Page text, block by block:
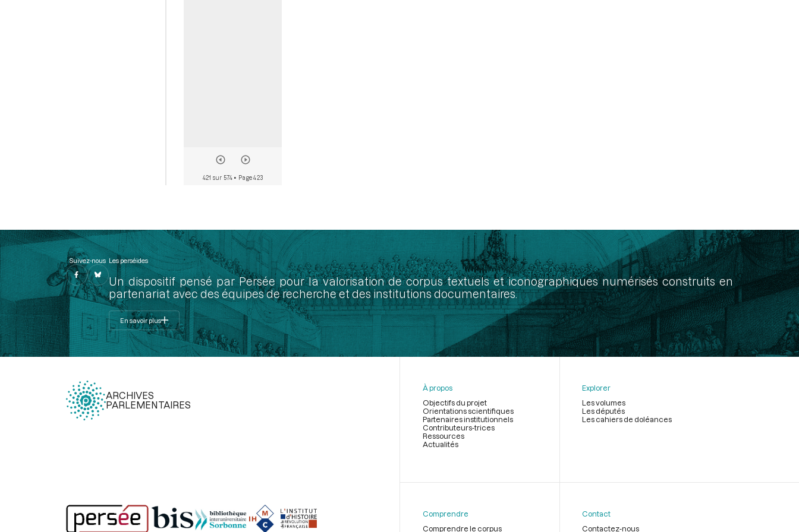
421 sur 574 • Page 423
Suivez-nous Les perséides
Un dispositif pensé par Persée pour la valorisation de corpus textuels et iconographiques numérisés construits en
partenariat avec des équipes de recherche et des institutions documentaires.
En savoir plus
ARCHIVES
PARLEMENTAIRES
page
À propos
Objectifs du projet
Orientations scientifiques
Partenaires institutionnels
Contributeurs-trices
Ressources
Actualités
Explorer
Les volumes
Les députés
Les cahiers de doléances
Comprendre
Comprendre le corpus
Contact
Contactez-nous